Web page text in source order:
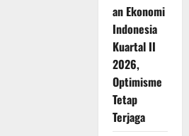
an Ekonomi
Indonesia
Kuartal II
2026,
Optimisme
Tetap
Terjaga